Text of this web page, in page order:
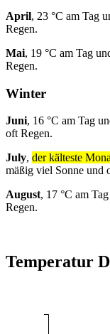
April, 23 °C am Tag
Regen.
Mai, 19 °C am Tag
Regen.
Winter
Juni, 16 °C am Tag
oft Regen.
July, der kälteste
mäßig viel Sonne und
August, 17 °C am
Regen.
Temperatur